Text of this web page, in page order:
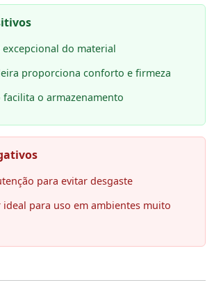
do material
proporciona conforto e firmeza
facilita o armazenamento
para evitar desgaste
ideal para uso em ambientes muito